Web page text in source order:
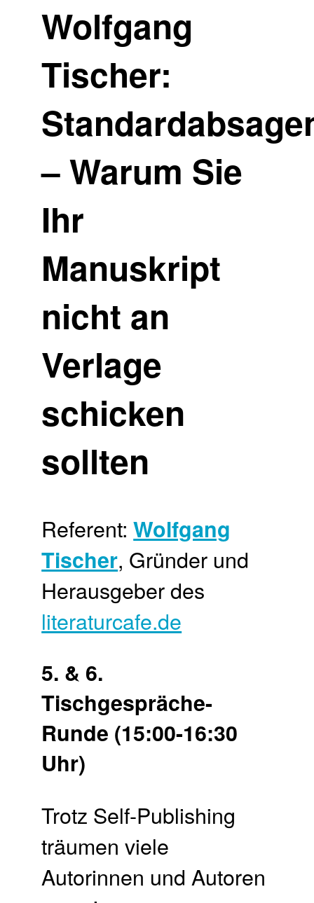
Wolfgang
Tischer:
– Warum Sie
Ihr
Manuskript
nicht an
Verlage
schicken
sollten
Referent:Wolfgang
Tischer, Gründer und
Herausgeber des
literaturcafe.de
5. & 6.
Tischgespräche-
Runde (15:00-16:30
Uhr)
Trotz Self-Publishing
träumen viele
Autorinnen und Autoren